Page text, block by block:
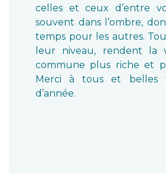
celles et ceux d’entre
souvent dans l’ombre,
temps pour les autres.
leur niveau, rendent la
commune plus riche et
Merci à tous et belles
d’année.